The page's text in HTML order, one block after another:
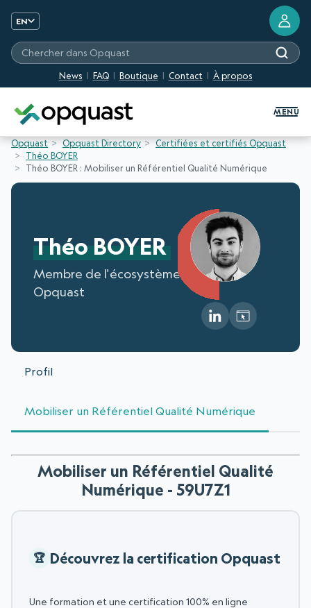
EN
News FAQ Boutique Contact À propos
Chercher dans Opquast
MENU
Opquast Opquast Directory
Certifiées et certifiés Opquast
Théo BOYER
Théo BOYER : Mobiliser un Référentiel Qualité Numérique
Théo BOYER
Membre de l'écosystème
Opquast
Profil
Mobiliser un Référentiel Qualité Numérique
Mobiliser un Référentiel Qualité
Numérique - 59U7Z1
Découvrez la certification Opquast
Une formation et une certification 100% en ligne